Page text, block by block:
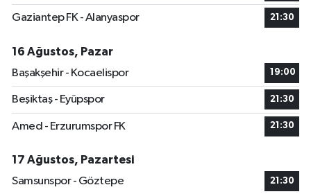
Gaziantep FK - Alanyaspor 21:30
16 Ağustos, Pazar
Başakşehir - Kocaelispor
19:00
Beşiktaş - Eyüpspor 21:30
Amed - Erzurumspor FK 21:30
17 Ağustos, Pazartesi
Samsunspor - Göztepe
21:30